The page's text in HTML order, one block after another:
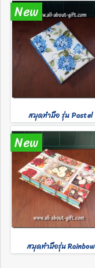
New
สมุดทำมือ รุ่น Pastel
New
สมุดทำมือรุ่น Rainbow